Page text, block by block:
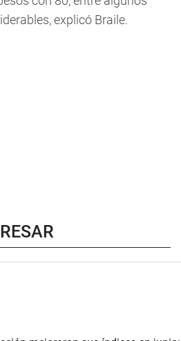
explicó Braile.